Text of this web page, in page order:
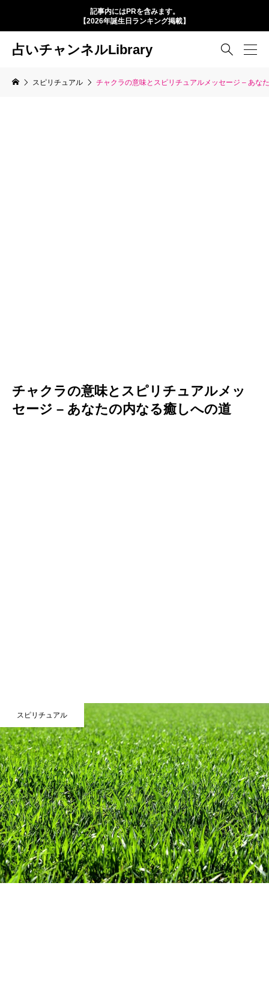
記事内にはPRを含みます。
【2026年誕生日ランキング掲載】
占いチャンネルLibrary 
スピリチュアル チャクラの意味とスピリチュアルメッセージ – あな
チャクラの意味とスピリチュアルメッ
セージ – あなたの内なる癒しへの道
スピリチュアル